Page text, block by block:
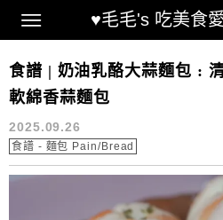
♥毛毛's 吃美食
Main Menu
鹹麵包食譜
食譜 | 奶油乳酪大蒜麵包 :
軟綿香蒜麵包
2025.09.26
食譜 - 麵包 Pain/Bread